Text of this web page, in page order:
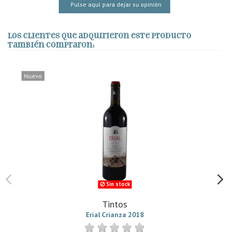
Pulse aquí para dejar su opinión
Los clientes que adquirieron este producto
también compraron:
Nuevo
Sin stock
Tintos
Erial Crianza 2018